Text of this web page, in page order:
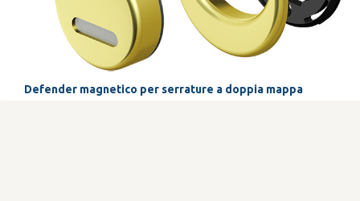
Defender magnetico per serrature a doppia mappa